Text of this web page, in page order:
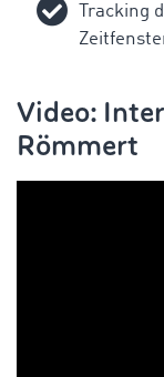
Tracking
Video:
Römmert